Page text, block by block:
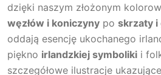
dzięki naszym złożonym
węzłów i koniczyny po skrzaty i
oddają esencję ukochanego
piękno irlandzkiej symboliki i
szczegółowe ilustracje